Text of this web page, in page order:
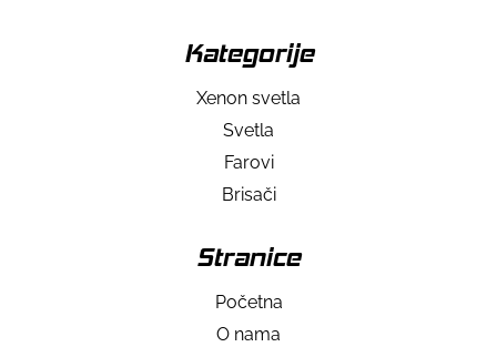
Kategorije
Xenon svetla
Svetla
Farovi
Brisači
Stranice
Početna
O nama